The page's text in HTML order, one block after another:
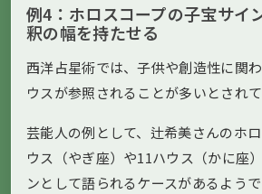
例4：ホロスコープの子宝サイ
釈の幅を持たせる
西洋占星術では、子供や創造性に関
ウスが参照されることが多いとされて
芸能人の例として、辻希美さんのホ
ウス（やぎ座）や11ハウス（かに座
ンとして語られるケースがあるようで